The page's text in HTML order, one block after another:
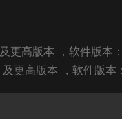
及更高版本 ，软件版本
及更高版本 ，软件版